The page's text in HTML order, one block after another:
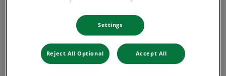
Einen Großteil der Leistungen, die wir in unserer
Sprechstunde anbieten, können wir auch bei Ihnen zuhause
Settings
Reject All Optional Accept All